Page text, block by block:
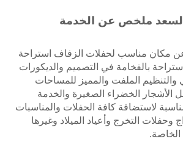
السعد ملخص عن الخدمة
مكان مناسب لحفلات الزفاف استراحة
بالفخامة في التصميم والديكورات
والتنظيم الملفت والمميز للمساحات
الأشجار الخضراء الصغيرة والخدمة
لاستضافة كافة الحفلات والمناسبات
وحفلات التخرج وأعياد الميلاد وغيرها
الخاصة.